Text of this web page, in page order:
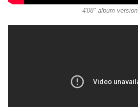
4'08" album version